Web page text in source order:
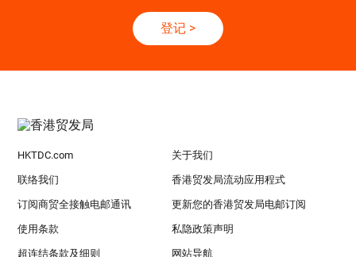
登记 >
HKTDC.com 关于我们
联络我们 香港贸发局流动应用程式
订阅商贸全接触电邮通讯 更新您的香港贸发局电邮订阅
使用条款 私隐政策声明
超连结条款及细则 网站导航